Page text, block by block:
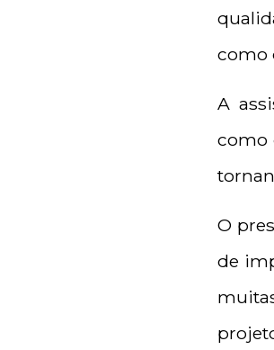
como
A
como
O
de